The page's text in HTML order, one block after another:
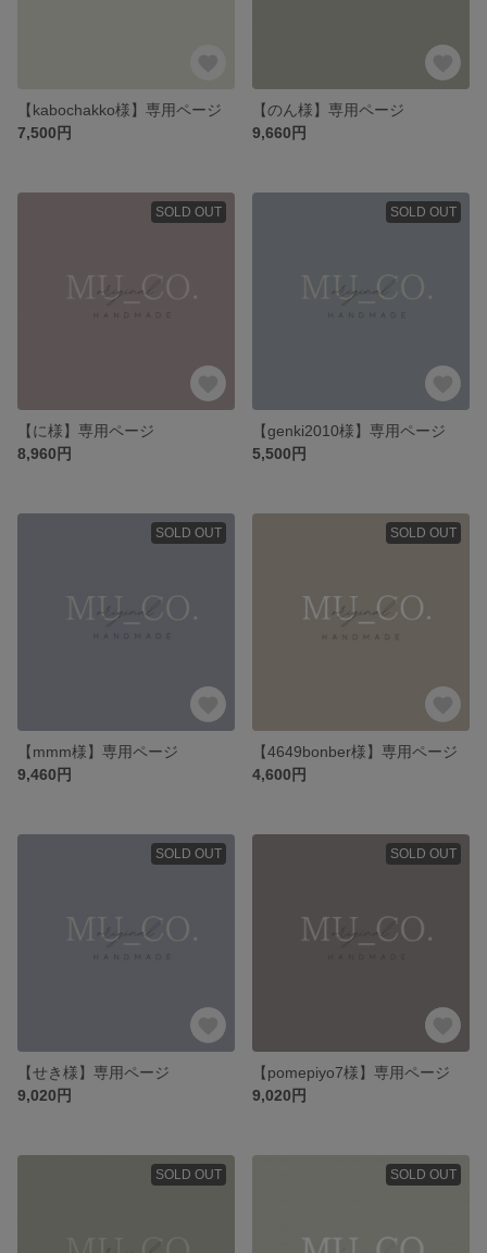
【kabochakko様】専用ページ
7,500円
【のん様】専用ページ
9,660円
SOLD OUT
【に様】専用ページ
8,960円
SOLD OUT
【genki2010様】専用ページ
5,500円
SOLD OUT
【mmm様】専用ページ
9,460円
SOLD OUT
【4649bonber様】専用ページ
4,600円
SOLD OUT
【せき様】専用ページ
9,020円
SOLD OUT
【pomepiyo7様】専用ページ
9,020円
SOLD OUT SOLD OUT